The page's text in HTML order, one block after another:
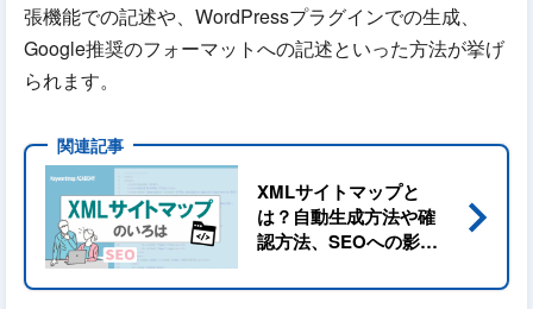
張機能での記述や、WordPressプラグインでの生成、
Google推奨のフォーマットへの記述といった方法が挙げ
られます。
XMLサイトマップと
は？自動生成方法や確
認方法、SEOへの影響
navigate_next